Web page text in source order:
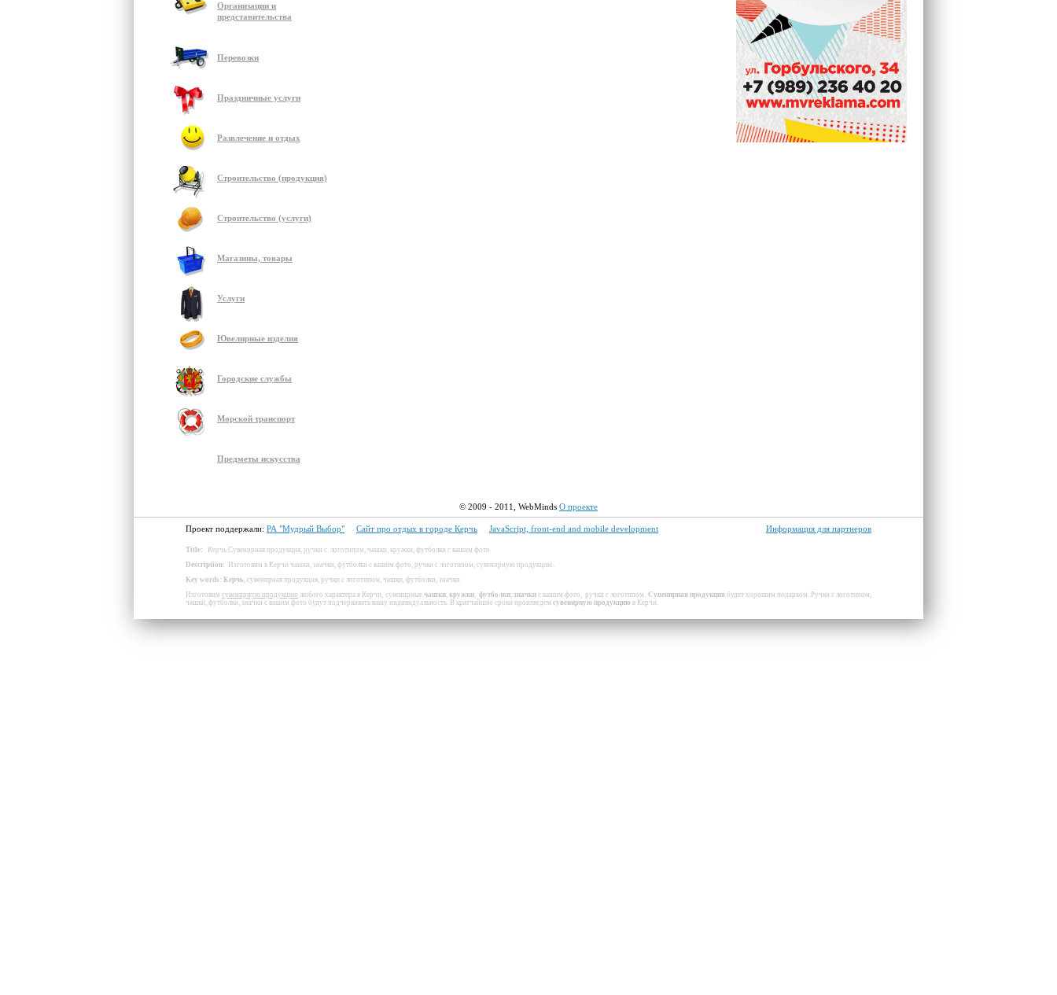
Организации и
представительства
Перевозки
Праздничные услуги
Развлечение и отдых
Строительство (продукция)
Строительство (услуги)
Магазины, товары
Услуги
Ювелирные изделия
Городские службы
Морской транспорт
Предметы искусства
© 2009 - 2011, WebMinds О проекте
Проект поддержали: РА "Мудрый Выбор" Сайт про отдых в городе Керчь JavaScript, front-end and mobile development Информация для партнеров
Title: Керчь Сувенирная продукция, ручки с логотипом, чашки, кружки, футболки с вашим фото
Description:
Изготовим в Керчи чашки, значки, футболки с вашим фото, ручки с логотипом, сувенирную продукцию.
Key words : Керчь, сувенирная продукция, ручки с логотипом, чашки, футболки, значки
Изготовимсувенирную продукцию любого характера в Керчи, сувенирные чашки, кружки, футболки, значкис вашим фото, ручки с логотипом. Сувенирная продукциябудет хорошим подарком. Ручки с логотипом,
чашки, футболки, значки с вашим фото будут подчеркивать вашу индивидуальность. В кратчайшие сроки произведем сувенирную продукцию в Керчи.